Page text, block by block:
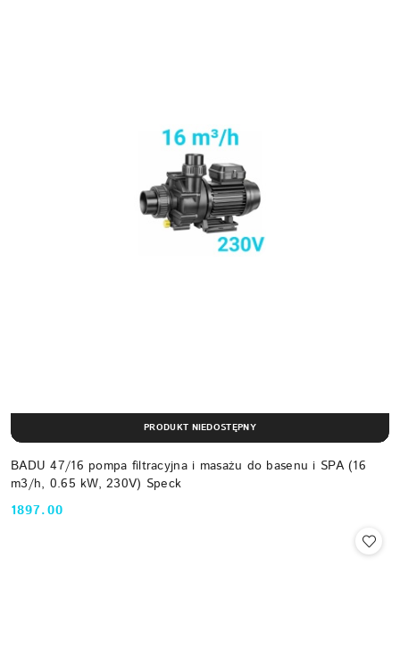
BADU 47/16 pompa filtracyjna i masażu do basenu i SPA (16
m3/h, 0.65 kW, 230V) Speck
Cena:
1897.00
PRODUKT NIEDOSTĘPNY